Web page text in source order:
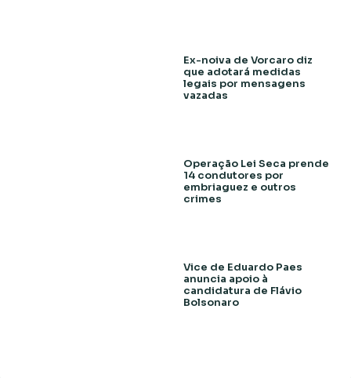
Ex-noiva de Vorcaro diz
que adotará medidas
legais por mensagens
vazadas
Operação Lei Seca prende
14 condutores por
embriaguez e outros
crimes
Vice de Eduardo Paes
anuncia apoio à
candidatura de Flávio
Bolsonaro